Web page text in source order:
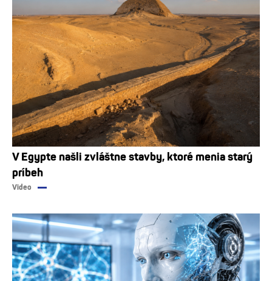
V Egypte našli zvláštne stavby, ktoré menia starý
príbeh
Video